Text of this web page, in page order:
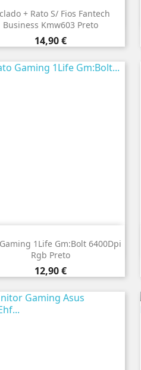
+ Rato S/ Fios Fantech
Business Kmw603 Preto
Preço
14,90 €
 Vista rápida
1Life Gm:Bolt 6400Dpi
Rgb Preto
Preço
12,90 €
 Vista rápida